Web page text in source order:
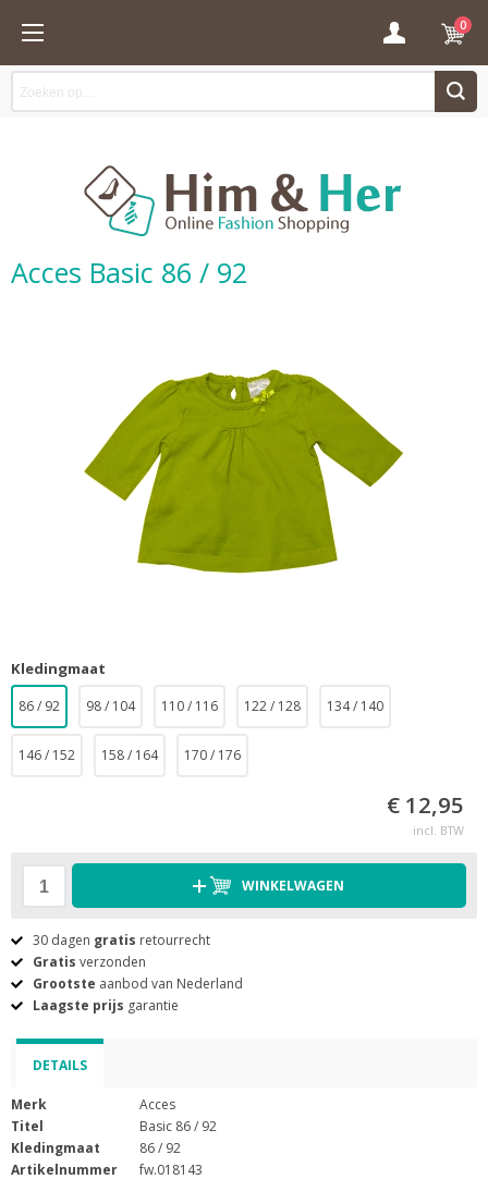
0
Acces Basic 86 / 92
Kledingmaat
86 / 92 98 / 104 110 / 116 122 / 128 134 / 140
146 / 152 158 / 164 170 / 176
€ 12,95
incl. BTW
WINKELWAGEN
30 dagen gratis retourrecht
Gratis verzonden
Grootste aanbod van Nederland
Laagste prijs garantie
DETAILS
Merk
Acces
Titel
Basic 86 / 92
Kledingmaat
86 / 92
Artikelnummer
fw.018143